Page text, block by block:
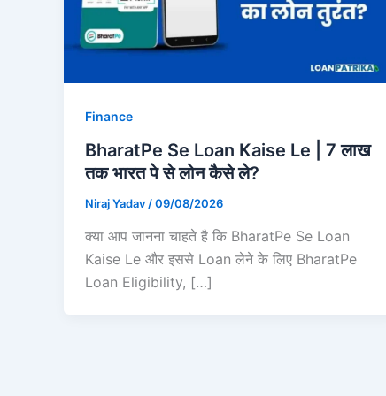
Finance
BharatPe Se Loan Kaise Le | 7 लाख
तक भारत पे से लोन कैसे ले?
Niraj Yadav /09/08/2026
क्या आप जानना चाहते है कि BharatPe Se Loan
Kaise Le और इससे Loan लेने के लिए BharatPe
Loan Eligibility, […]